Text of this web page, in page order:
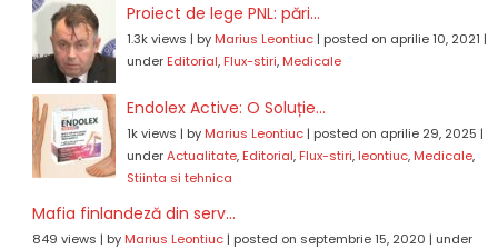
Proiect de lege PNL: pări...
1.3k views | by Marius Leontiuc| posted on aprilie 10, 2021 |
under Editorial, Flux-stiri, Medicale
Endolex Active: O Soluție...
1k views | by Marius Leontiuc| posted on aprilie 29, 2025 |
underActualitate, Editorial, Flux-stiri, leontiuc, Medicale,
Stiinta si tehnica
Mafia finlandeză din serv...
849 views | by Marius Leontiuc| posted on septembrie 15, 2020 | under